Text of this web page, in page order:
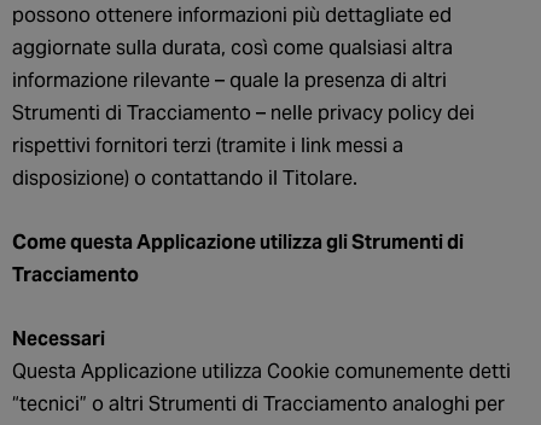
possono ottenere informazioni più dettagliate ed
aggiornate sulla durata, così come qualsiasi altra
informazione rilevante – quale la presenza di altri
Strumenti di Tracciamento – nelle privacy policy dei
rispettivi fornitori terzi (tramite i link messi a
disposizione) o contattando il Titolare.
Come questa Applicazione utilizza gli Strumenti di
Tracciamento
Necessari
Questa Applicazione utilizza Cookie comunemente detti
“tecnici” o altri Strumenti di Tracciamento analoghi per